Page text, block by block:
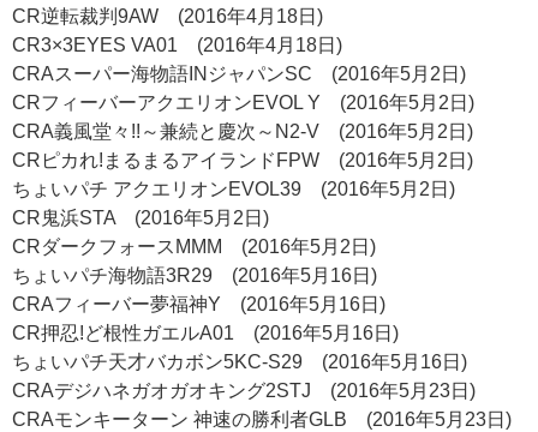
CR逆転裁判9AW (2016年4月18日)
CR3×3EYES VA01 (2016年4月18日)
CRAスーパー海物語INジャパンSC (2016年5月2日)
CRフィーバーアクエリオンEVOL Y (2016年5月2日)
CRA義風堂々!!～兼続と慶次～N2-V (2016年5月2日)
CRピカれ!まるまるアイランドFPW (2016年5月2日)
ちょいパチ アクエリオンEVOL39 (2016年5月2日)
CR鬼浜STA (2016年5月2日)
CRダークフォースMMM (2016年5月2日)
ちょいパチ海物語3R29 (2016年5月16日)
CRAフィーバー夢福神Y (2016年5月16日)
CR押忍!ど根性ガエルA01 (2016年5月16日)
ちょいパチ天才バカボン5KC-S29 (2016年5月16日)
CRAデジハネガオガオキング2STJ (2016年5月23日)
CRAモンキーターン 神速の勝利者GLB (2016年5月23日)